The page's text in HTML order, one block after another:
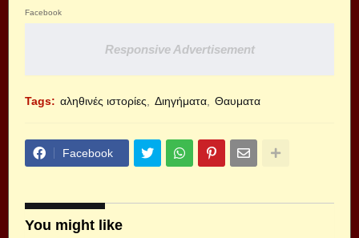
Facebook
Responsive Advertisement
Tags: αληθινές ιστορίες Διηγήματα Θαυματα
Facebook
You might like